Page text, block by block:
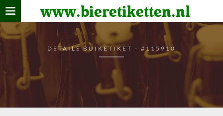
www.bieretiketten.nl
Home
verzamelen
De bierkaart
Bezoekers
DETAILS BUIKETIKET - #115910